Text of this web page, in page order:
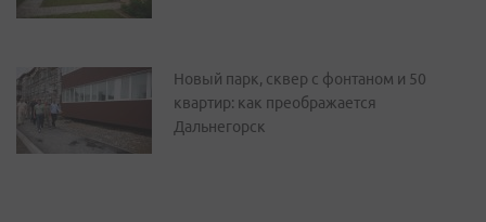
Новый парк, сквер с фонтаном и 50
квартир: как преображается
Дальнегорск